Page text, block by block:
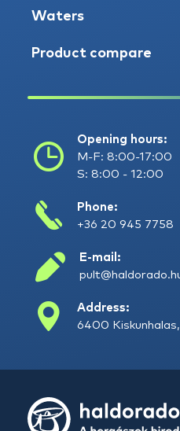
Waters
Product compare
Opening hours:
M-F: 8:00-17:00
S: 8:00 - 12:00
Phone:
+36 20 945 7758
E-mail:
Address:
6400